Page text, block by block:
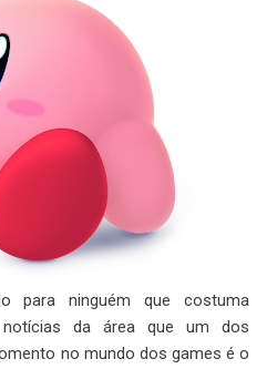
para ninguém que costuma
notícias da área que um dos
no mundo dos games é o